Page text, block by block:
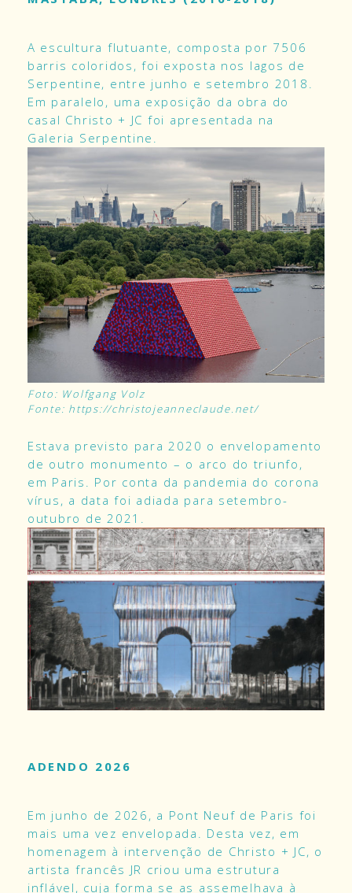
A escultura flutuante, composta por 7506
barris coloridos, foi exposta nos lagos de
Serpentine, entre junho e setembro 2018.
Em paralelo, uma exposição da obra do
casal Christo + JC foi apresentada na
Galeria Serpentine.
Foto: Wolfgang Volz
Fonte: https://christojeanneclaude.net/
Estava previsto para 2020 o envelopamento
de outro monumento – o arco do triunfo,
em Paris. Por conta da pandemia do corona
vírus, a data foi adiada para setembro-
outubro de 2021.
ADENDO 2026
Em junho de 2026, a Pont Neuf de Paris foi
mais uma vez envelopada. Desta vez, em
homenagem à intervenção de Christo + JC, o
artista francês JR criou uma estrutura
inflável, cuja forma se as assemelhava à